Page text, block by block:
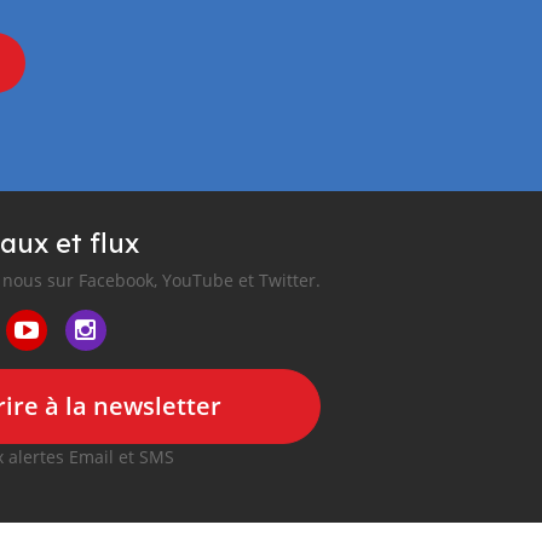
et flux
sur Facebook, YouTube et Twitter.
à la newsletter
alertes Email et SMS